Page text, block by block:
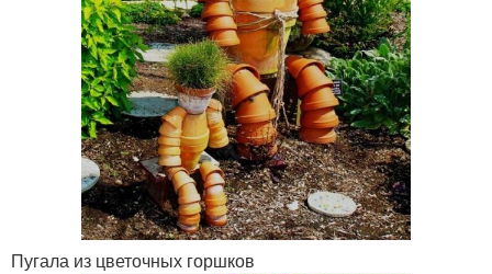
Пугала из цветочных горшков